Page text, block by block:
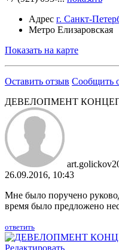
Адрес г. Санкт-
Метро Елизаровская
Показать на карте
Оставить отзыв Сообщить
ДЕВЕЛОПМЕНТ
26.09.2016, 10:43
Мне было поручено
время было предложено
ответить
Редактировать